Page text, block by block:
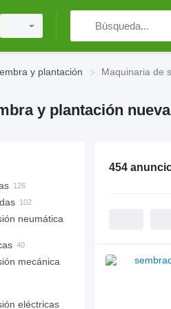
y plantación Maquinaria de
y plantación nueva
neumática
mecánica
eléctricas
454